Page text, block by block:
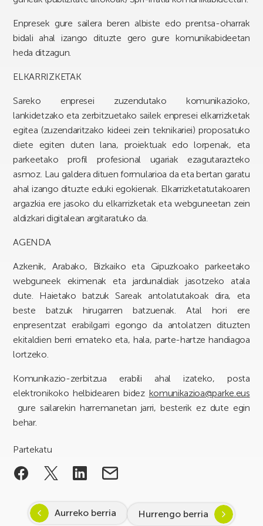
Enpresek gure sailera beren albiste edo prentsa-oharrak
bidali ahal izango dituzte gero gure komunikabideetan
heda ditzagun.
ELKARRIZKETAK
Sareko enpresei zuzendutako komunikazioko,
lankidetzako eta zerbitzuetako sailek enpresei elkarrizketak
egitea (zuzendaritzako kideei zein teknikariei) proposatuko
diete egiten duten lana, proiektuak edo lorpenak, eta
parkeetako profil profesional ugariak ezagutarazteko
asmoz. Lau galdera dituen formularioa da eta bertan garatu
ahal izango dituzte eduki egokienak. Elkarrizketatutakoaren
argazkia ere jasoko du elkarrizketak eta webguneetan zein
aldizkari digitalean argitaratuko da.
AGENDA
Azkenik, Arabako, Bizkaiko eta Gipuzkoako parkeetako
webguneek ekimenak eta jardunaldiak jasotzeko atala
dute. Haietako batzuk Sareak antolatutakoak dira, eta
beste batzuk hirugarren batzuenak. Atal hori ere
enpresentzat erabilgarri egongo da antolatzen dituzten
ekitaldien berri emateko eta, hala, parte-hartze handiagoa
lortzeko.
Komunikazio-zerbitzua erabili ahal izateko, posta
elektronikoko helbidearen bidez komunikazioa@parke.eus
gure sailarekin harremanetan jarri, besterik ez dute egin
behar.
Partekatu
Aurreko berria Hurrengo berria